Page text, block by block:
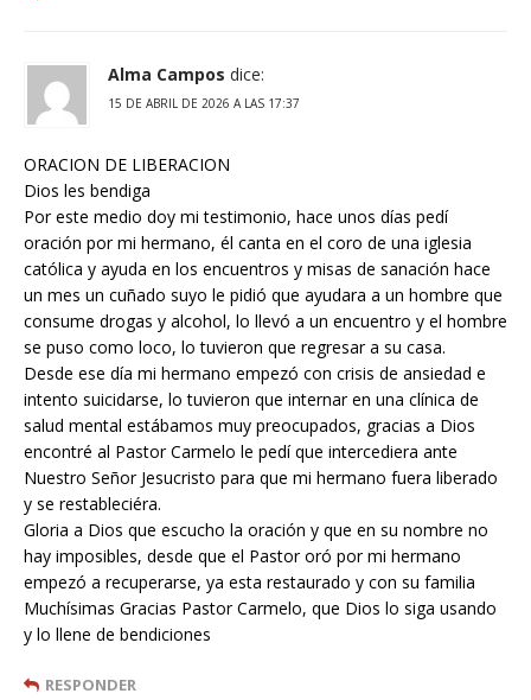
Alma Campos dice:
15 DE ABRIL DE 2026 A LAS 17:37
ORACION DE LIBERACION
Dios les bendiga
Por este medio doy mi testimonio, hace unos días pedí
oración por mi hermano, él canta en el coro de una iglesia
católica y ayuda en los encuentros y misas de sanación hace
un mes un cuñado suyo le pidió que ayudara a un hombre que
consume drogas y alcohol, lo llevó a un encuentro y el hombre
se puso como loco, lo tuvieron que regresar a su casa.
Desde ese día mi hermano empezó con crisis de ansiedad e
intento suicidarse, lo tuvieron que internar en una clínica de
salud mental estábamos muy preocupados, gracias a Dios
encontré al Pastor Carmelo le pedí que intercediera ante
Nuestro Señor Jesucristo para que mi hermano fuera liberado
y se restableciéra.
Gloria a Dios que escucho la oración y que en su nombre no
hay imposibles, desde que el Pastor oró por mi hermano
empezó a recuperarse, ya esta restaurado y con su familia
Muchísimas Gracias Pastor Carmelo, que Dios lo siga usando
y lo llene de bendiciones
RESPONDER